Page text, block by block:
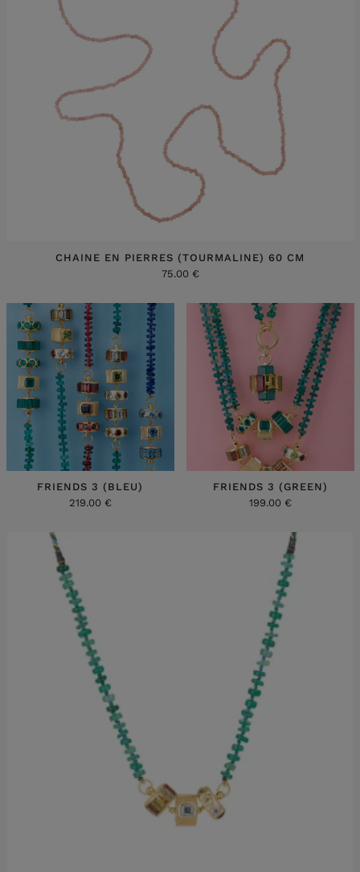
CHAINE EN PIERRES (TOURMALINE) 60 CM
75.00 €
FRIENDS 3 (BLEU)
219.00 €
FRIENDS 3 (GREEN)
199.00 €